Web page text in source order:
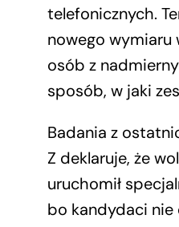
telefonicznych.
nowego wymiaru
osób z
sposób, w jaki
Badania z
Z deklaruje, że
uruchomił
bo kandydaci nie